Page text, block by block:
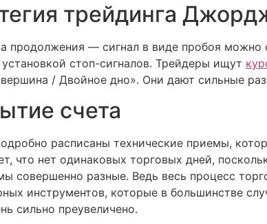
трейдинга
продолжения — сигнал в виде пробоя можно
стоп-сигналов. Трейдеры ищут
/ Двойное дно». Они дают сильные
счета
расписаны технические приемы,
что нет одинаковых торговых дней,
совершенно разные. Ведь весь процесс
инструментов, которые в большинстве
сильно преувеличено.